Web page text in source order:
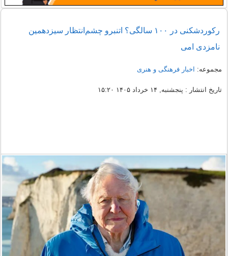
رکوردشکنی در ۱۰۰ سالگی؟ اتنبرو چشم‌انتظار سیزدهمین
نامزدی امی
مجموعه: اخبار فرهنگی و هنری
تاریخ انتشار : پنجشنبه, ۱۴ خرداد ۱۴۰۵ ۱۵:۲۰